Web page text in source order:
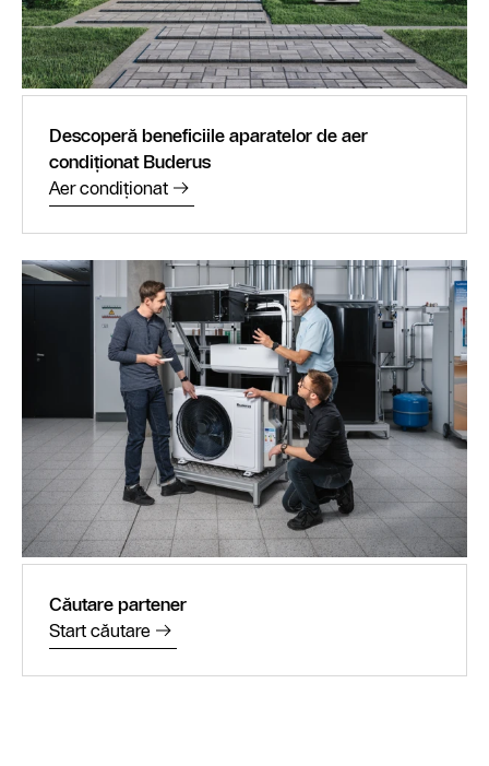
Descoperă beneficiile aparatelor de aer
condiționat Buderus
Aer condiționat
Căutare partener
Start căutare